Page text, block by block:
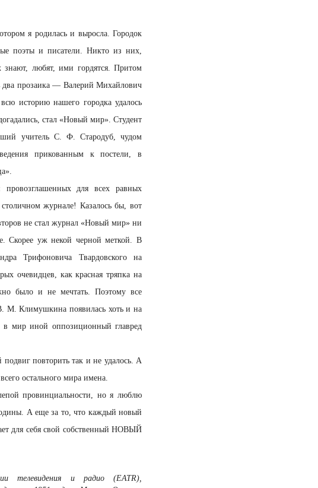
я родилась и выросла. Городок
поэты и писатели. Никто из них,
любят, ими гордятся. Притом
два прозаика — Валерий Михайлович
историю нашего городка удалось
стал «Новый мир». Студент
учитель С. Ф. Стародуб, чудом
прикованным к постели, в
для всех равных
журнале! Казалось бы, вот
не стал журнал «Новый мир» ни
Скорее уж некой черной меткой. В
Трифоновича Твардовского на
очевидцев, как красная тряпка на
было и не мечтать. Поэтому все
М. Климушкина появилась хоть и на
в мир иной оппозиционный главред
повторить так и не удалось. А
остального мира имена.
провинциальности, но я люблю
А еще за то, что каждый новый
для себя свой собственный НОВЫЙ
телевидения и радио (EATR),